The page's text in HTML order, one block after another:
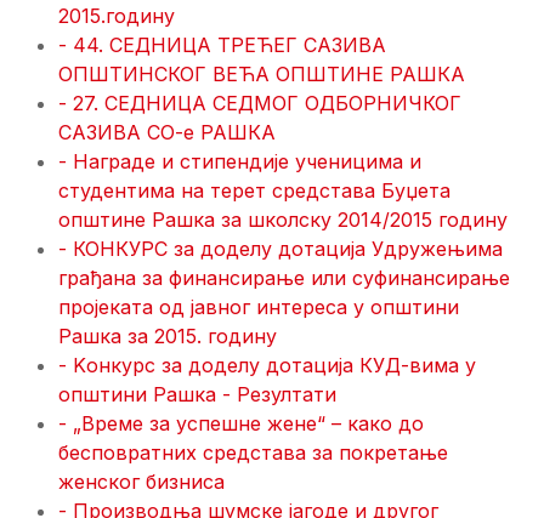
2015.годину
- 44. СЕДНИЦА ТРЕЋЕГ САЗИВА
ОПШТИНСКОГ ВЕЋА ОПШТИНЕ РАШКА
- 27. СЕДНИЦА СЕДМОГ ОДБОРНИЧКОГ
САЗИВА СО-е РАШКА
- Награде и стипендије ученицима и
студентима на терет средстава Буџета
општине Рашка за школску 2014/2015 годину
- КОНКУРС за доделу дотација Удружењима
грађана за финансирање или суфинансирање
пројеката од јавног интереса у општини
Рашка за 2015. годину
- Kонкурс за доделу дотација КУД-вима у
општини Рашка - Резултати
- „Време за успешне жене“ – како до
бесповратних средстава за покретање
женског бизниса
- Производња шумске јагоде и другог